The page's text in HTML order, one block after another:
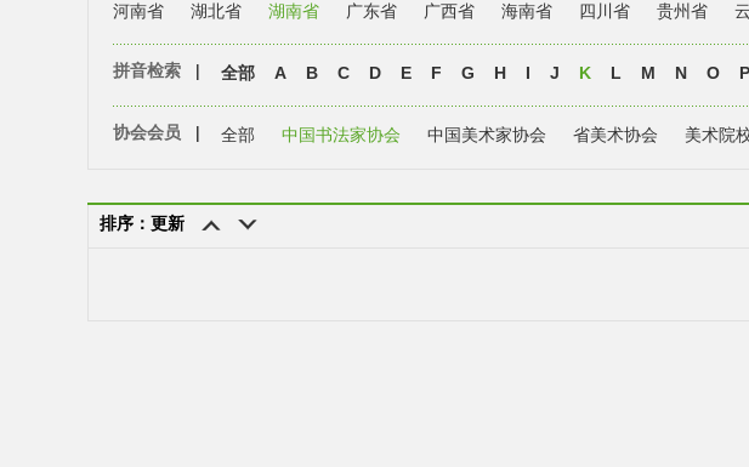
河南省
湖北省 湖南省 广东省 广西省 海南省 四川省 贵州省
拼音检索 | 全部 A B C D E F G H I J K L M N O P
协会会员 | 全部 中国书法家协会 中国美术家协会 省美术协会 美术院
排序：更新